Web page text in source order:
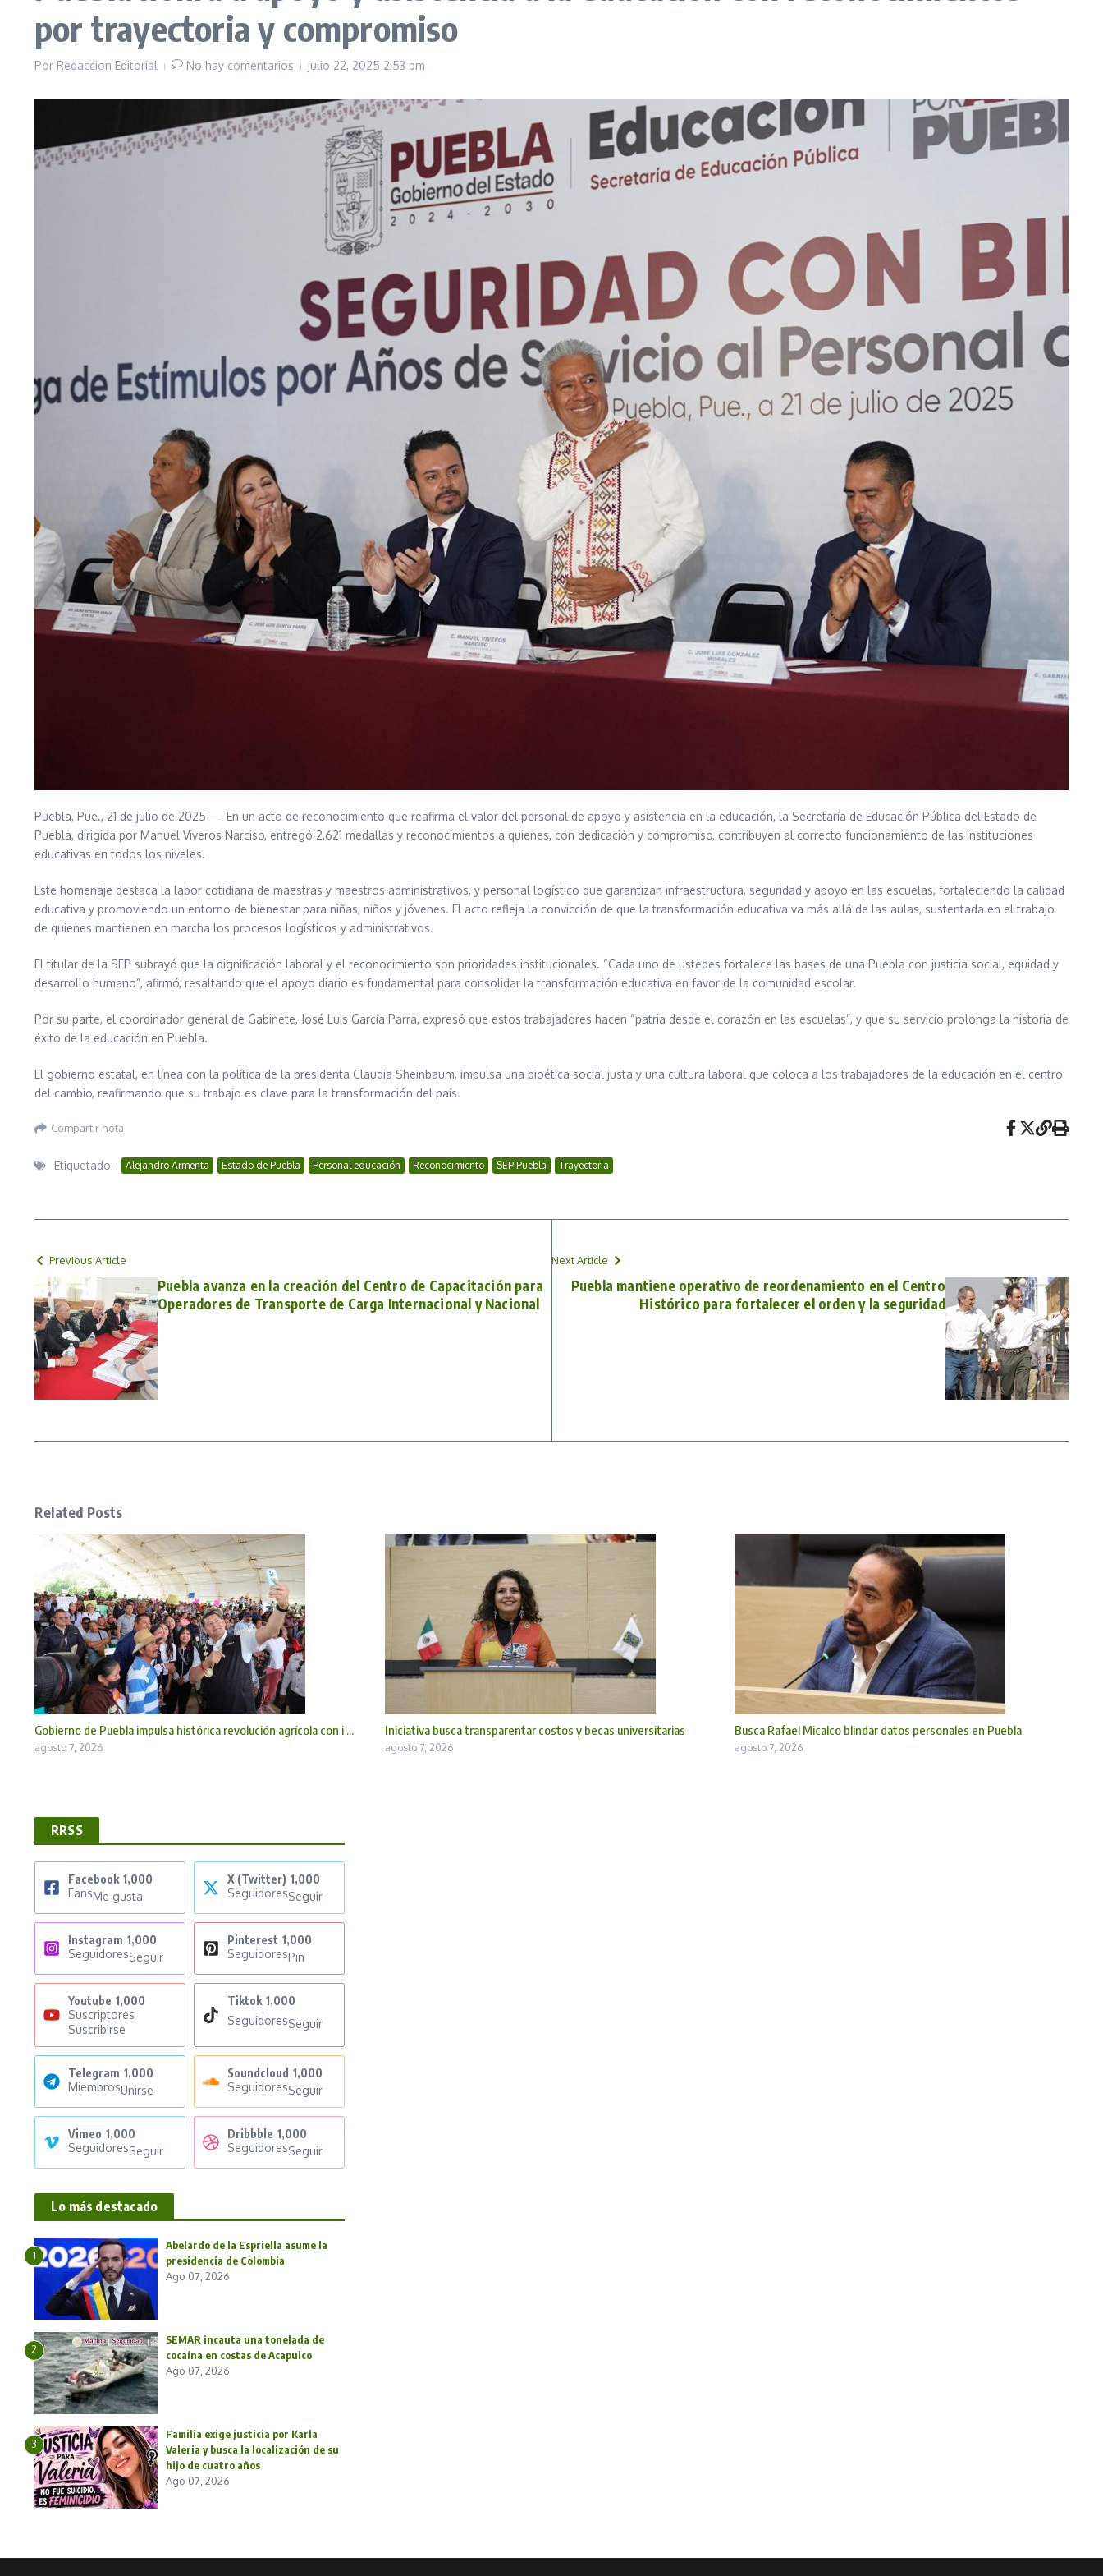
por trayectoria y compromiso
Por Redaccion Editorial No hay comentarios julio 22, 2025 2:53 pm
Puebla, Pue., 21 de julio de 2025 — En un acto de reconocimiento que reafirma el valor del personal de apoyo y asistencia en la educación, la Secretaría de Educación Pública del Estado de
Puebla, dirigida por Manuel Viveros Narciso, entregó 2,621 medallas y reconocimientos a quienes, con dedicación y compromiso, contribuyen al correcto funcionamiento de las instituciones
educativas en todos los niveles.
Este homenaje destaca la labor cotidiana de maestras y maestros administrativos, y personal logístico que garantizan infraestructura, seguridad y apoyo en las escuelas, fortaleciendo la calidad
educativa y promoviendo un entorno de bienestar para niñas, niños y jóvenes. El acto refleja la convicción de que la transformación educativa va más allá de las aulas, sustentada en el trabajo
de quienes mantienen en marcha los procesos logísticos y administrativos.
El titular de la SEP subrayó que la dignificación laboral y el reconocimiento son prioridades institucionales. “Cada uno de ustedes fortalece las bases de una Puebla con justicia social, equidad y
desarrollo humano”, afirmó, resaltando que el apoyo diario es fundamental para consolidar la transformación educativa en favor de la comunidad escolar.
Por su parte, el coordinador general de Gabinete, José Luis García Parra, expresó que estos trabajadores hacen “patria desde el corazón en las escuelas”, y que su servicio prolonga la historia de
éxito de la educación en Puebla.
El gobierno estatal, en línea con la política de la presidenta Claudia Sheinbaum, impulsa una bioética social justa y una cultura laboral que coloca a los trabajadores de la educación en el centro
del cambio, reafirmando que su trabajo es clave para la transformación del país.
Compartir nota
Etiquetado: Alejandro Armenta Estado de Puebla Personal educación Reconocimiento SEP Puebla Trayectoria
Previous Article
Puebla avanza en la creación del Centro de Capacitación para
Operadores de Transporte de Carga Internacional y Nacional
Next Article
Puebla mantiene operativo de reordenamiento en el Centro
Histórico para fortalecer el orden y la seguridad
Related Posts
Gobierno de Puebla impulsa histórica revolución agrícola con i ...
agosto 7, 2026
Iniciativa busca transparentar costos y becas universitarias
agosto 7, 2026
Busca Rafael Micalco blindar datos personales en Puebla
agosto 7, 2026
RRSS
Facebook 1,000
FansMe gusta
X (Twitter) 1,000
SeguidoresSeguir
Instagram 1,000
SeguidoresSeguir
Pinterest 1,000
SeguidoresPin
Youtube 1,000
Suscriptores
Suscribirse
Tiktok 1,000
SeguidoresSeguir
Telegram 1,000
MiembrosUnirse
Soundcloud 1,000
SeguidoresSeguir
Vimeo 1,000
SeguidoresSeguir
Dribbble 1,000
SeguidoresSeguir
Lo más destacado
1
Abelardo de la Espriella asume la
presidencia de Colombia
Ago 07, 2026
2
SEMAR incauta una tonelada de
cocaína en costas de Acapulco
Ago 07, 2026
3
Familia exige justicia por Karla
Valeria y busca la localización de su
hijo de cuatro años
Ago 07, 2026